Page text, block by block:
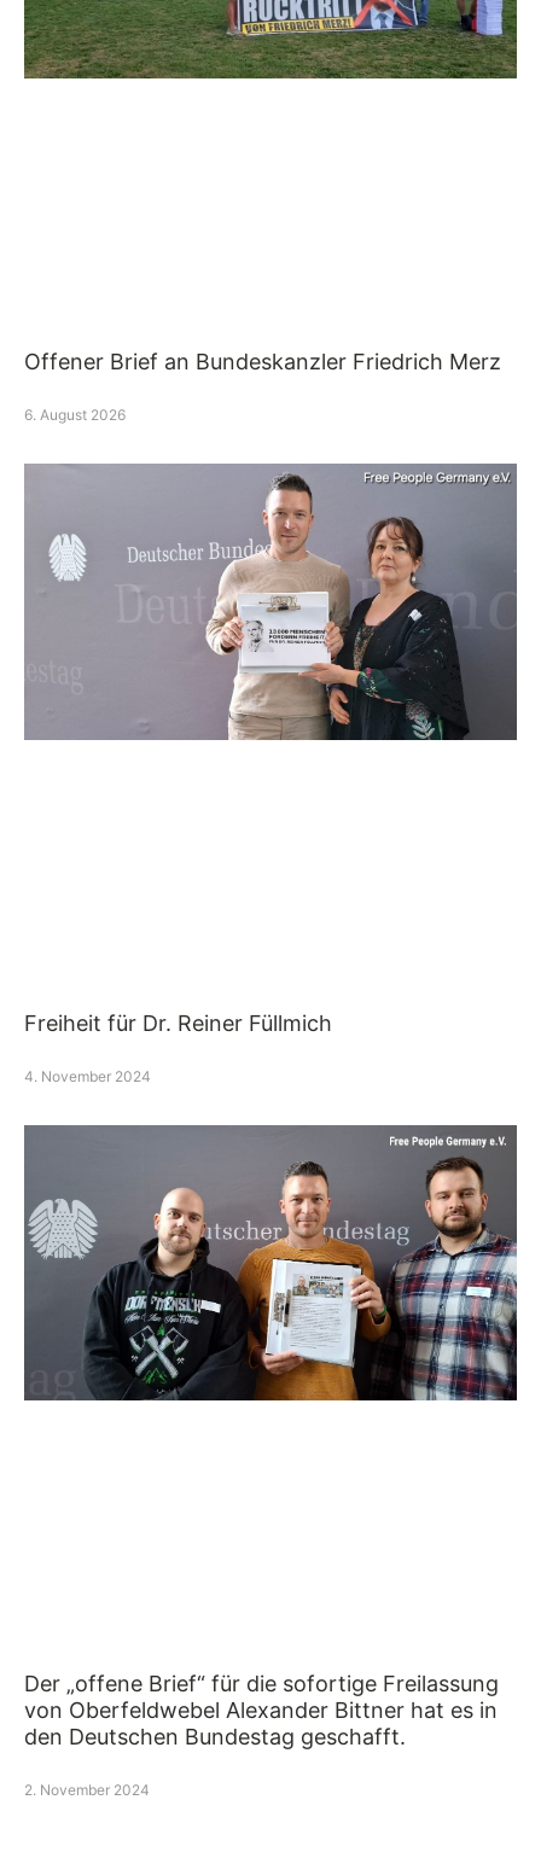
Offener Brief an Bundeskanzler Friedrich Merz
6. August 2026
Freiheit für Dr. Reiner Füllmich
4. November 2024
Der „offene Brief“ für die sofortige Freilassung
von Oberfeldwebel Alexander Bittner hat es in
den Deutschen Bundestag geschafft.
2. November 2024